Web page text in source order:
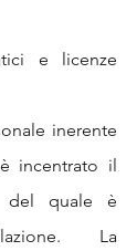
e licenze
inerente
incentrato il
del quale è
La